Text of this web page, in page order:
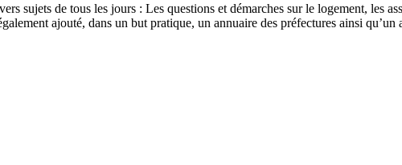
sujets de tous les jours : Les questions et démarches sur le logement, les
ajouté, dans un but pratique, un annuaire des préfectures ainsi